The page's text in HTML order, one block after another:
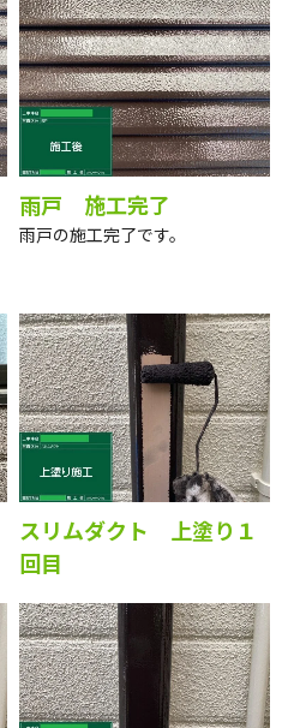
雨戸 施工完了
スリムダクト 上塗り１
回目